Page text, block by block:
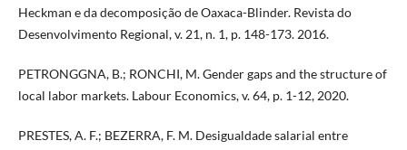
Heckman e da decomposição de Oaxaca-Blinder. Revista do
Desenvolvimento Regional, v. 21, n. 1, p. 148-173. 2016.
PETRONGGNA, B.; RONCHI, M. Gender gaps and the structure of
local labor markets. Labour Economics, v. 64, p. 1-12, 2020.
PRESTES, A. F.; BEZERRA, F. M. Desigualdade salarial entre